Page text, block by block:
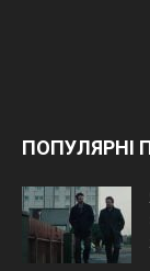
ПОПУЛЯРНІ